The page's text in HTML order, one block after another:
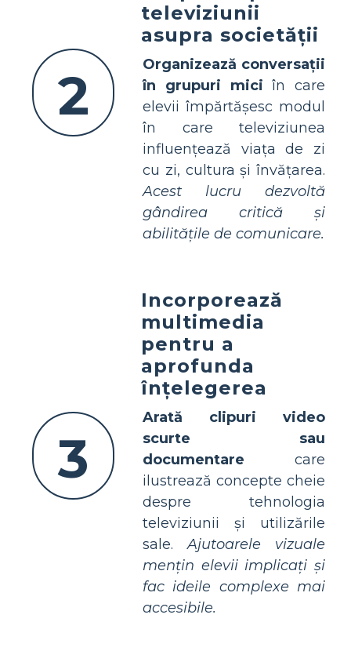
2
televiziunii
asupra societății
Organizează conversații
în grupuri mici în care
elevii împărtășesc modul
în care televiziunea
influențează viața de zi
cu zi, cultura și învățarea.
Acest lucru dezvoltă
gândirea critică și
abilitățile de comunicare.
3
Incorporează
multimedia
pentru a
aprofunda
înțelegerea
Arată clipuri video
scurte sau
documentare care
ilustrează concepte cheie
despre tehnologia
televiziunii și utilizările
sale.Ajutoarele vizuale
mențin elevii implicați și
fac ideile complexe mai
accesibile.